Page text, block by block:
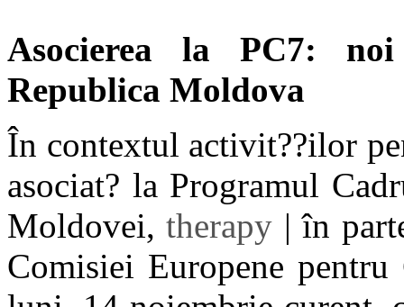
Asocierea la PC7:
Republica Moldova
În contextul activit??ilor
asociat? la Programul
Moldovei,therapy | în
Comisiei Europene pentru